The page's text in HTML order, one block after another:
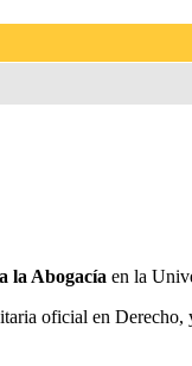
la Abogacía en la
oficial en